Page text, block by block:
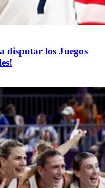
disputar los Juegos